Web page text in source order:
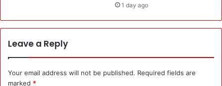
1 day ago
Leave a Reply
Your email address will not be published. Required fields are
marked *